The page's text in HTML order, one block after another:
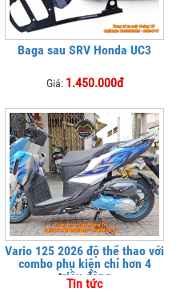
Baga sau SRV Honda UC3
Giá: 1.450.000đ
Vario 125 2026 độ thể thao với
combo phụ kiện chỉ hơn 4
triệu đồng
Tin tức